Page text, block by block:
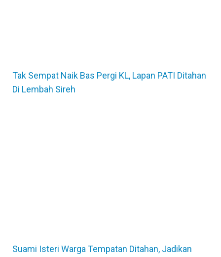
Tak Sempat Naik Bas Pergi KL, Lapan PATI Ditahan
Di Lembah Sireh
Suami Isteri Warga Tempatan Ditahan, Jadikan